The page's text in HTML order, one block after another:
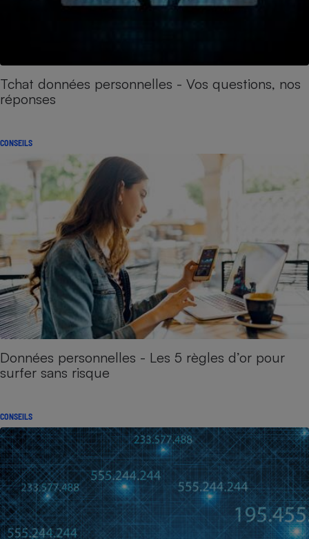
Tchat données personnelles - Vos questions, nos
réponses
CONSEILS
Données personnelles - Les 5 règles d’or pour
surfer sans risque
CONSEILS